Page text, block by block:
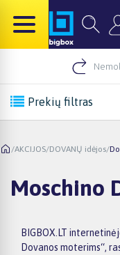
Prekių filtras
/AKCIJOS/DOVANŲ idėjos/
Moschino
BIGBOX.LT
Dovanos moterims“,